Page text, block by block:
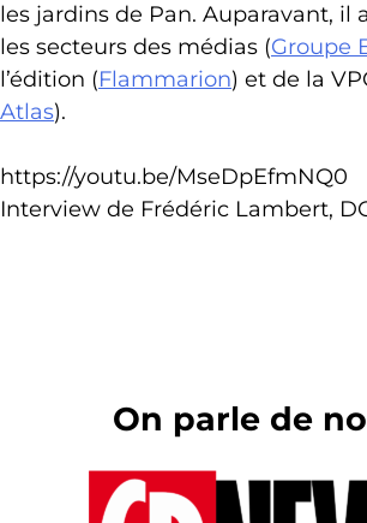
les jardins de Pan. Auparavant, il
les secteurs des médias (Groupe
l’édition (Flammarion) et de la
Atlas).
https://youtu.be/MseDpEfmNQ0
Interview de Frédéric Lambert,
On parle de